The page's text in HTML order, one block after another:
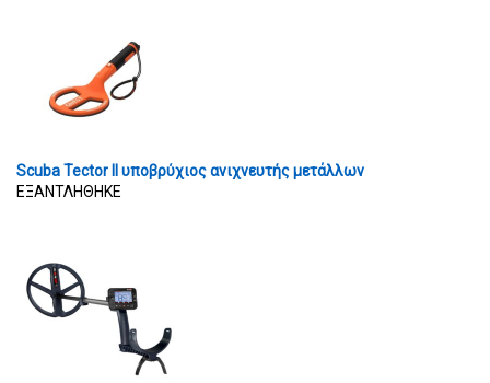
Scuba Tector II υποβρύχιος ανιχνευτής μετάλλων
ΕΞΑΝΤΛΗΘΗΚΕ